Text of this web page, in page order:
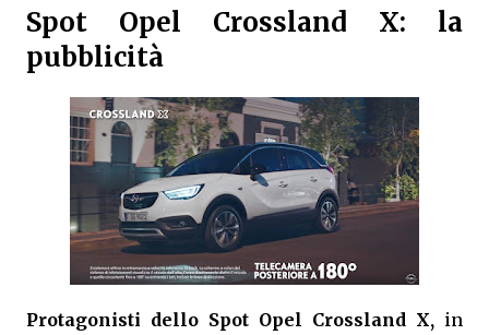
Spot Opel Crossland X: la
pubblicità
Protagonisti dello Spot Opel Crossland X, in